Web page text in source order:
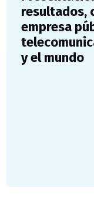
resultados,
empresa
y el mundo